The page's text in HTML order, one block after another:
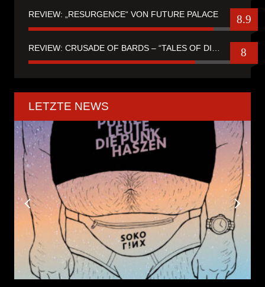
REVIEW: „RESURGENCE“ VON FUTURE PALACE 8.9
8
LETZTE NEWS